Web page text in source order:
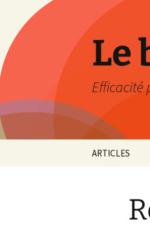
contenu
Le
Efficacité
ARTICLES